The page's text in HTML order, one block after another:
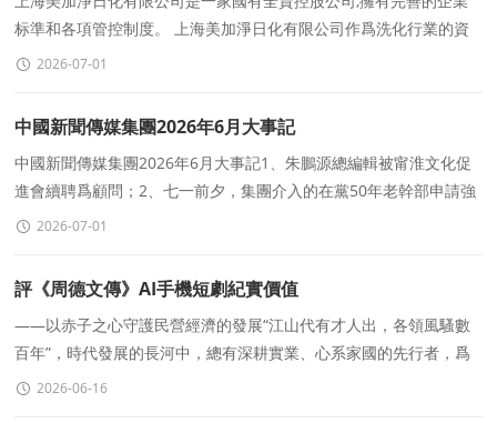
标準和各項管控制度。 上海美加淨日化有限公司作爲洗化行業的資
深企業。擁有完整的采購、生産、運輸、售後服
2026-07-01
中國新聞傳媒集團2026年6月大事記
中國新聞傳媒集團2026年6月大事記1、朱鵬源總編輯被甯淮文化促
進會續聘爲顧問；2、七一前夕，集團介入的在黨50年老幹部申請強
制執行案獲款15000元；3、集團報道的青年作家
2026-07-01
評《周德文傳》AI手機短劇紀實價值
——以赤子之心守護民營經濟的發展“江山代有才人出，各領風騷數
百年”，時代發展的長河中，總有深耕實業、心系家國的先行者，爲
行業發展奔走呐喊。AI手機短劇
2026-06-16